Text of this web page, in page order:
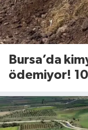
Bursa’da
ödemiyor!